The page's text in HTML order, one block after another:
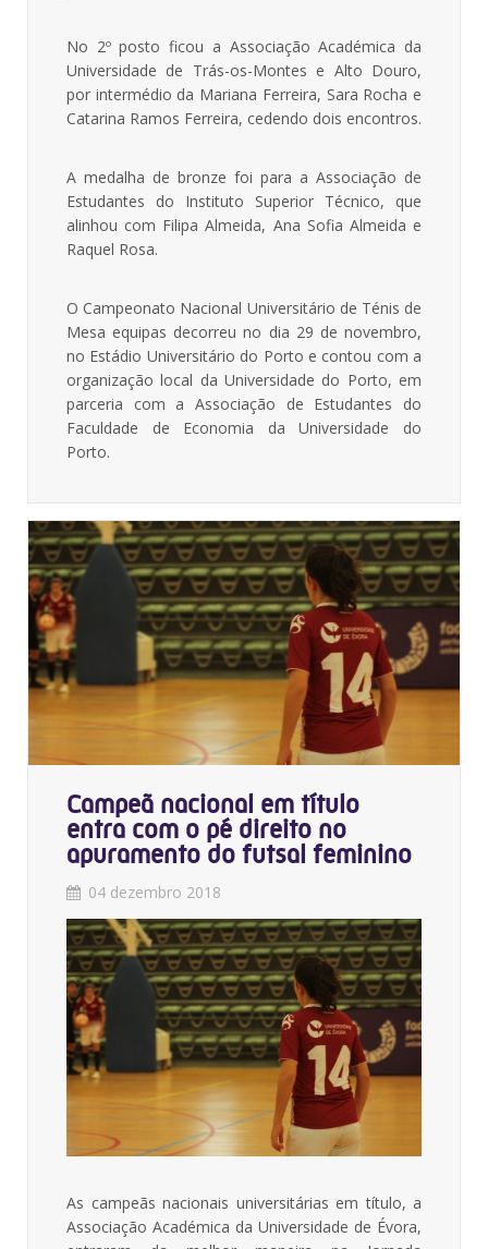
No 2º posto ficou a Associação Académica da
Universidade de Trás-os-Montes e Alto Douro,
por intermédio da Mariana Ferreira, Sara Rocha e
Catarina Ramos Ferreira, cedendo dois encontros.
A medalha de bronze foi para a Associação de
Estudantes do Instituto Superior Técnico, que
alinhou com Filipa Almeida, Ana Sofia Almeida e
Raquel Rosa.
O Campeonato Nacional Universitário de Ténis de
Mesa equipas decorreu no dia 29 de novembro,
no Estádio Universitário do Porto e contou com a
organização local da Universidade do Porto, em
parceria com a Associação de Estudantes do
Faculdade de Economia da Universidade do
Porto.
Campeã nacional em título
entra com o pé direito no
apuramento do futsal feminino
04 dezembro 2018
As campeãs nacionais universitárias em título, a
Associação Académica da Universidade de Évora,